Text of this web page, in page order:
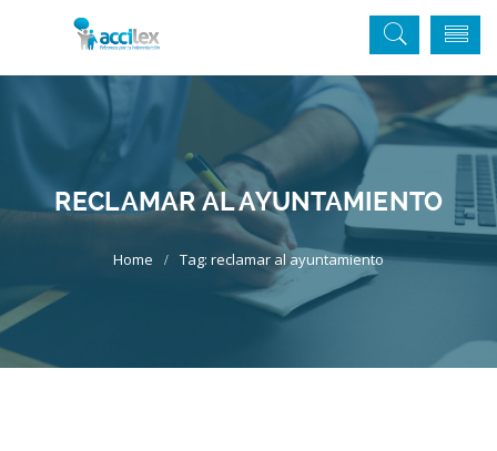
RECLAMAR AL AYUNTAMIENTO
Tag: reclamar al ayuntamiento